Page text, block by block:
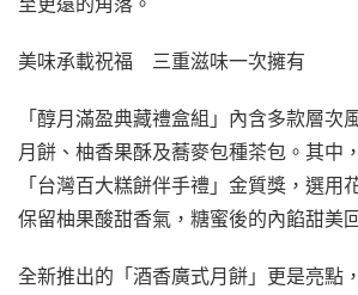
美味承載祝福 三重滋味一次擁有
「醇月滿盈典藏禮盒組」內含多款層次
月餅、柚香果酥及蕎麥包種茶包。其中
「台灣百大糕餅伴手禮」金質獎，選用
保留柚果酸甜香氣，糖蜜後的內餡甜美
全新推出的「酒香廣式月餅」更是亮點